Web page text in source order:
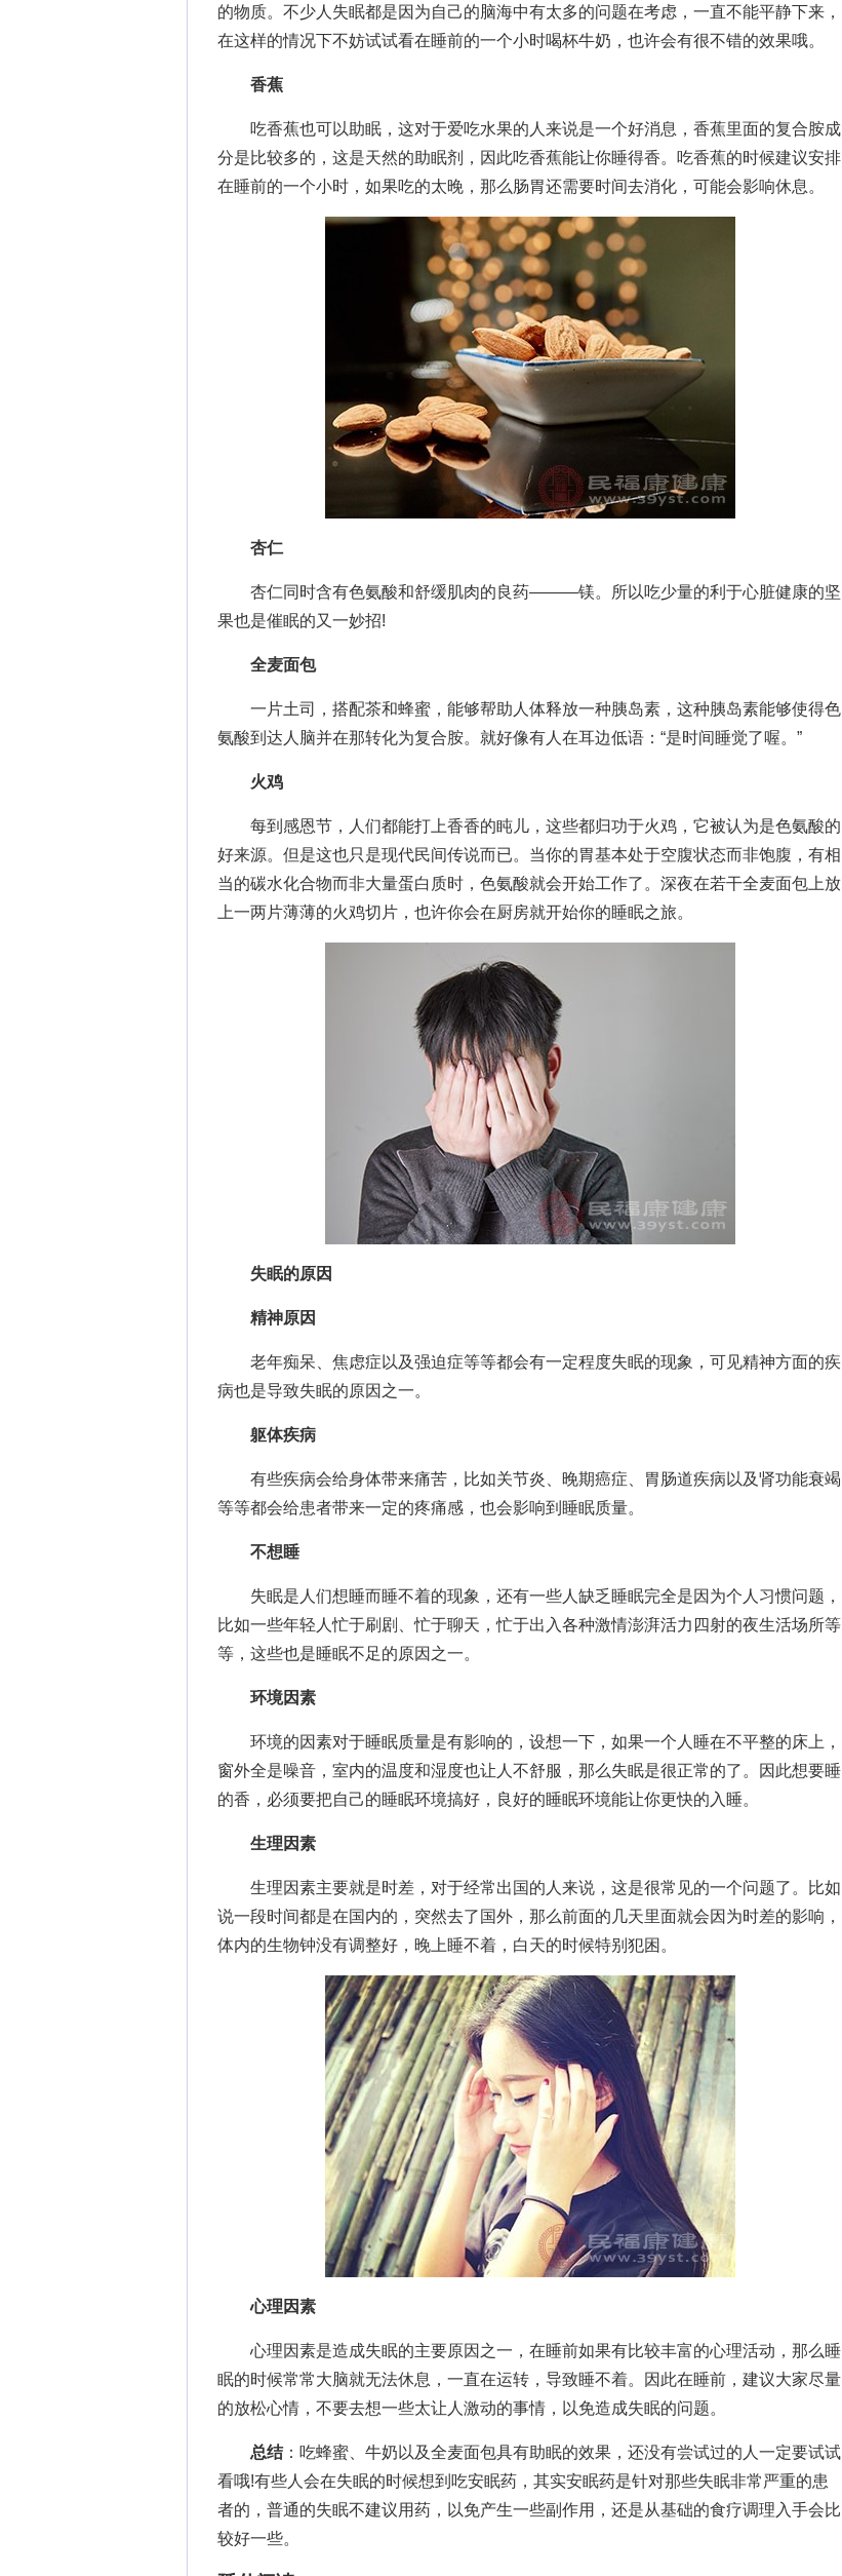
的物质。不少人失眠都是因为自己的脑海中有太多的问题在考虑，一直不能平静下来，
在这样的情况下不妨试试看在睡前的一个小时喝杯牛奶，也许会有很不错的效果哦。
香蕉
吃香蕉也可以助眠，这对于爱吃水果的人来说是一个好消息，香蕉里面的复合胺成
分是比较多的，这是天然的助眠剂，因此吃香蕉能让你睡得香。吃香蕉的时候建议安排
在睡前的一个小时，如果吃的太晚，那么肠胃还需要时间去消化，可能会影响休息。
杏仁
杏仁同时含有色氨酸和舒缓肌肉的良药———镁。所以吃少量的利于心脏健康的坚
果也是催眠的又一妙招!
全麦面包
一片土司，搭配茶和蜂蜜，能够帮助人体释放一种胰岛素，这种胰岛素能够使得色
氨酸到达人脑并在那转化为复合胺。就好像有人在耳边低语：“是时间睡觉了喔。”
火鸡
每到感恩节，人们都能打上香香的盹儿，这些都归功于火鸡，它被认为是色氨酸的
好来源。但是这也只是现代民间传说而已。当你的胃基本处于空腹状态而非饱腹，有相
当的碳水化合物而非大量蛋白质时，色氨酸就会开始工作了。深夜在若干全麦面包上放
上一两片薄薄的火鸡切片，也许你会在厨房就开始你的睡眠之旅。
失眠的原因
精神原因
老年痴呆、焦虑症以及强迫症等等都会有一定程度失眠的现象，可见精神方面的疾
病也是导致失眠的原因之一。
躯体疾病
有些疾病会给身体带来痛苦，比如关节炎、晚期癌症、胃肠道疾病以及肾功能衰竭
等等都会给患者带来一定的疼痛感，也会影响到睡眠质量。
不想睡
失眠是人们想睡而睡不着的现象，还有一些人缺乏睡眠完全是因为个人习惯问题，
比如一些年轻人忙于刷剧、忙于聊天，忙于出入各种激情澎湃活力四射的夜生活场所等
等，这些也是睡眠不足的原因之一。
环境因素
环境的因素对于睡眠质量是有影响的，设想一下，如果一个人睡在不平整的床上，
窗外全是噪音，室内的温度和湿度也让人不舒服，那么失眠是很正常的了。因此想要睡
的香，必须要把自己的睡眠环境搞好，良好的睡眠环境能让你更快的入睡。
生理因素
生理因素主要就是时差，对于经常出国的人来说，这是很常见的一个问题了。比如
说一段时间都是在国内的，突然去了国外，那么前面的几天里面就会因为时差的影响，
体内的生物钟没有调整好，晚上睡不着，白天的时候特别犯困。
心理因素
心理因素是造成失眠的主要原因之一，在睡前如果有比较丰富的心理活动，那么睡
眠的时候常常大脑就无法休息，一直在运转，导致睡不着。因此在睡前，建议大家尽量
的放松心情，不要去想一些太让人激动的事情，以免造成失眠的问题。
总结：吃蜂蜜、牛奶以及全麦面包具有助眠的效果，还没有尝试过的人一定要试试
看哦!有些人会在失眠的时候想到吃安眠药，其实安眠药是针对那些失眠非常严重的患
者的，普通的失眠不建议用药，以免产生一些副作用，还是从基础的食疗调理入手会比
较好一些。